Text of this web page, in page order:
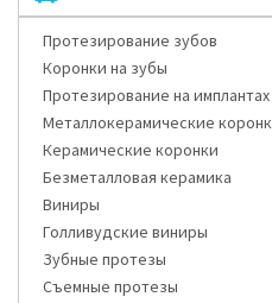
Протезирование зубов
Коронки на зубы
Протезирование на имплантах
Металлокерамические
Керамические коронки
Безметалловая керамика
Виниры
Голливудские виниры
Зубные протезы
Съемные протезы